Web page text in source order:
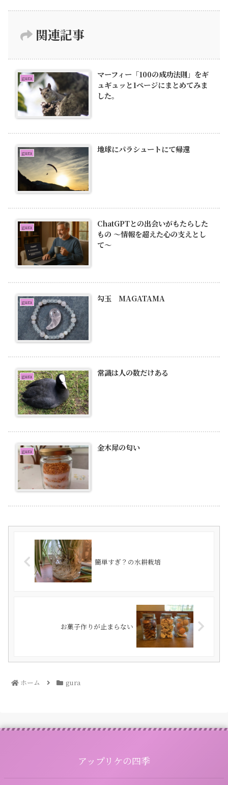
関連記事
gura
マーフィー「100の成功法則」をギ
ュギュッと1ページにまとめてみま
した。
gura 地球にパラシュートにて帰還
gura
ChatGPTとの出会いがもたらした
もの 〜情報を超えた心の支えとし
て〜
gura 勾玉 MAGATAMA
gura 常識は人の数だけある
gura 金木犀の匂い
簡単すぎ？の水耕栽培
お菓子作りが止まらない
ホーム gura
アップリケの四季